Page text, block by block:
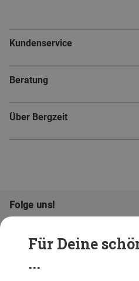
Für Deine
...
Kundenservice
Beratung
Über Bergzeit
Folge uns!